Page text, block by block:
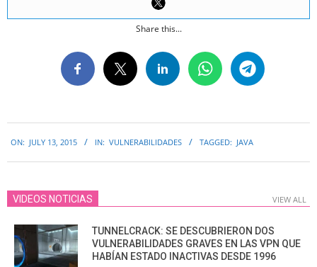
Share this...
07-
13
ON: JULY 13, 2015 IN: VULNERABILIDADES TAGGED: JAVA
VIDEOS NOTICIAS VIEW ALL
TUNNELCRACK: SE DESCUBRIERON DOS
VULNERABILIDADES GRAVES EN LAS VPN QUE
HABÍAN ESTADO INACTIVAS DESDE 1996